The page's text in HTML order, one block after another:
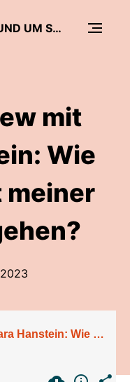
BFRB.CARE: ALLES RUND UM SKIN PICKING, TRICHOTILLOMANIE UND CO.
mit
Wie
meiner
#41 Interview mit Klara Hanstein: Wie kann ich mit meiner Angst umgehen?